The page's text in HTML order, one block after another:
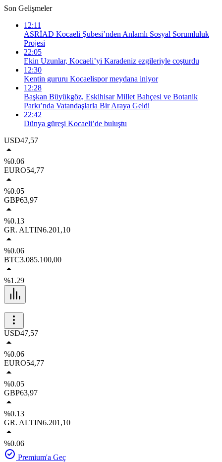
Son Gelişmeler
12:11
ASRİAD Kocaeli Şubesi’nden Anlamlı Sosyal Sorumluluk
Projesi
22:05
Ekin Uzunlar, Kocaeli’yi Karadeniz ezgileriyle coşturdu
12:30
Kentin gururu Kocaelispor meydana iniyor
12:28
Başkan Büyükgöz, Eskihisar Millet Bahçesi ve Botanik
Parkı’nda Vatandaşlarla Bir Araya Geldi
22:42
Dünya güreşi Kocaeli’de buluştu
USD47,57
%0.06
EURO54,77
%0.05
GBP63,97
%0.13
GR. ALTIN6.201,10
%0.06
BTC3.085.100,00
%1.29
USD47,57
%0.06
EURO54,77
%0.05
GBP63,97
%0.13
GR. ALTIN6.201,10
%0.06
Premium'a Geç